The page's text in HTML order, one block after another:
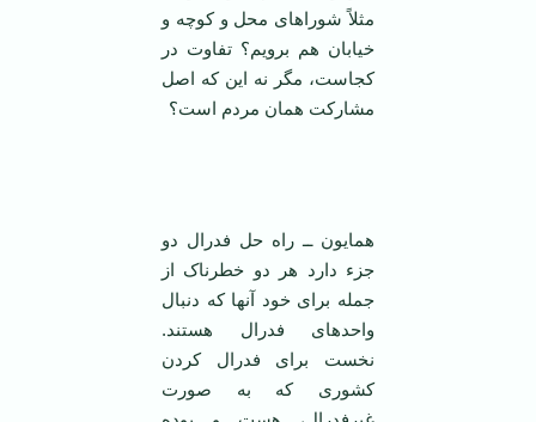
مثلاً شوراهای محل و کوچه و
خيابان هم برويم؟ تفاوت در
کجاست، مگر نه اين که اصل
مشارکت همان مردم است؟
همایون ــ راه حل فدرال دو
جزء دارد هر دو خطرناک از
جمله برای خود آنها که دنبال
واحدهای فدرال هستند.
نخست برای فدرال کردن
کشوری که به صورت